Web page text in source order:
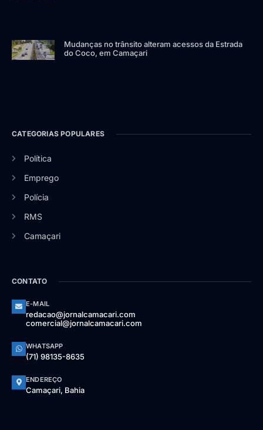
Mudanças no trânsito alteram acessos da Estrada
do Coco, em Camaçari
CATEGORIAS POPULARES
Política
Emprego
Polícia
RMS
Camaçari
CONTATO
E-MAIL
redacao@jornalcamacari.com
comercial@jornalcamacari.com
WHATSAPP
(71) 98135-8635
ENDEREÇO
Camaçari, Bahia